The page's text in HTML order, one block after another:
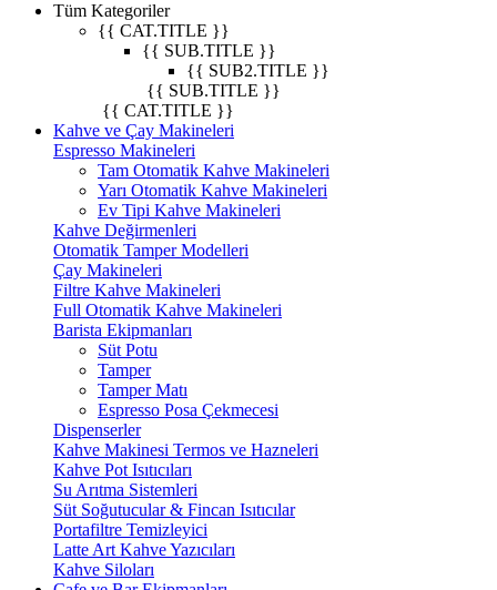
Tüm Kategoriler
{{ CAT.TITLE }}
{{ SUB.TITLE }}
{{ SUB2.TITLE }}
{{ SUB.TITLE }}
{{ CAT.TITLE }}
Kahve ve Çay Makineleri
Espresso Makineleri
Tam Otomatik Kahve Makineleri
Yarı Otomatik Kahve Makineleri
Ev Tipi Kahve Makineleri
Kahve Değirmenleri
Otomatik Tamper Modelleri
Çay Makineleri
Filtre Kahve Makineleri
Full Otomatik Kahve Makineleri
Barista Ekipmanları
Süt Potu
Tamper
Tamper Matı
Espresso Posa Çekmecesi
Dispenserler
Kahve Makinesi Termos ve Hazneleri
Kahve Pot Isıtıcıları
Su Arıtma Sistemleri
Süt Soğutucular & Fincan Isıtıcılar
Portafiltre Temizleyici
Latte Art Kahve Yazıcıları
Kahve Siloları